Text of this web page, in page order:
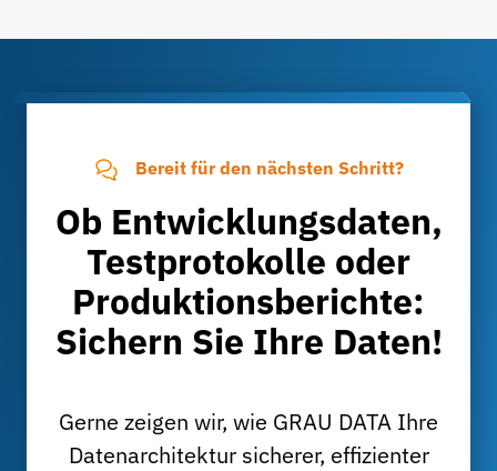
Bereit für den nächsten Schritt?
Ob Entwicklungsdaten,
Testprotokolle oder
Produktionsberichte:
Sichern Sie Ihre Daten!
Gerne zeigen wir, wie GRAU DATA Ihre
Datenarchitektur sicherer, effizienter